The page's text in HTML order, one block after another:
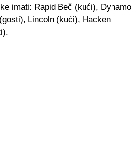
imati: Rapid Beč (kući), Dynamo
Lincoln (kući), Hacken